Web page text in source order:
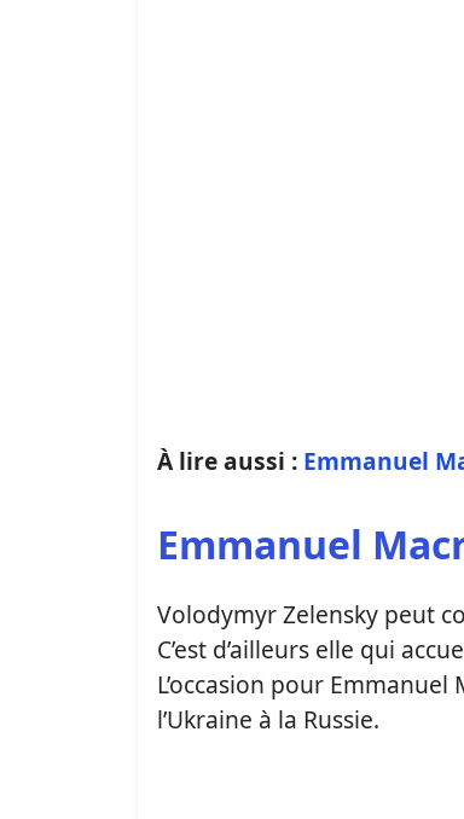
À lire aussi : Emmanuel
Emmanuel
Volodymyr Zelensky peut
C’est d’ailleurs elle qui
L’occasion pour
l’Ukraine à la Russie.